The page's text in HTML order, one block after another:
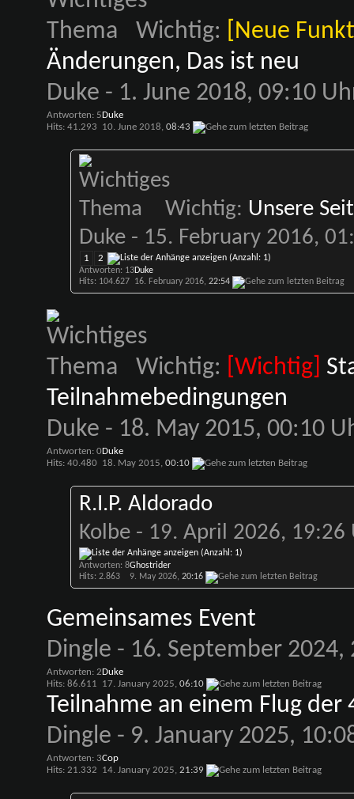
Wichtig:
[Neue
Änderungen, Das ist neu
Duke - 1. June 2018, 09:10
Antworten: 5
Hits: 41.293
Duke
10. June 2018, 08:43
Wichtig: Unsere
Duke- 15. February 2016,
1 2
Antworten: 13
Hits: 104.627
Duke
16. February 2016, 22:54
Wichtig: [Wichtig]
Teilnahmebedingungen
Duke - 18. May 2015, 00:10
Antworten: 0
Hits: 40.480
Duke
18. May 2015, 00:10
R.I.P. Aldorado
Kolbe- 19. April 2026, 19:26
Antworten: 8
Hits: 2.863
Ghostrider
9. May 2026, 20:16
Gemeinsames Event
Dingle - 16. September 2024,
Antworten: 2
Hits: 86.611
Duke
17. January 2025, 06:10
Teilnahme an einem Flug der
Dingle - 9. January 2025,
Antworten: 3
Hits: 21.332
Cop
14. January 2025, 21:39